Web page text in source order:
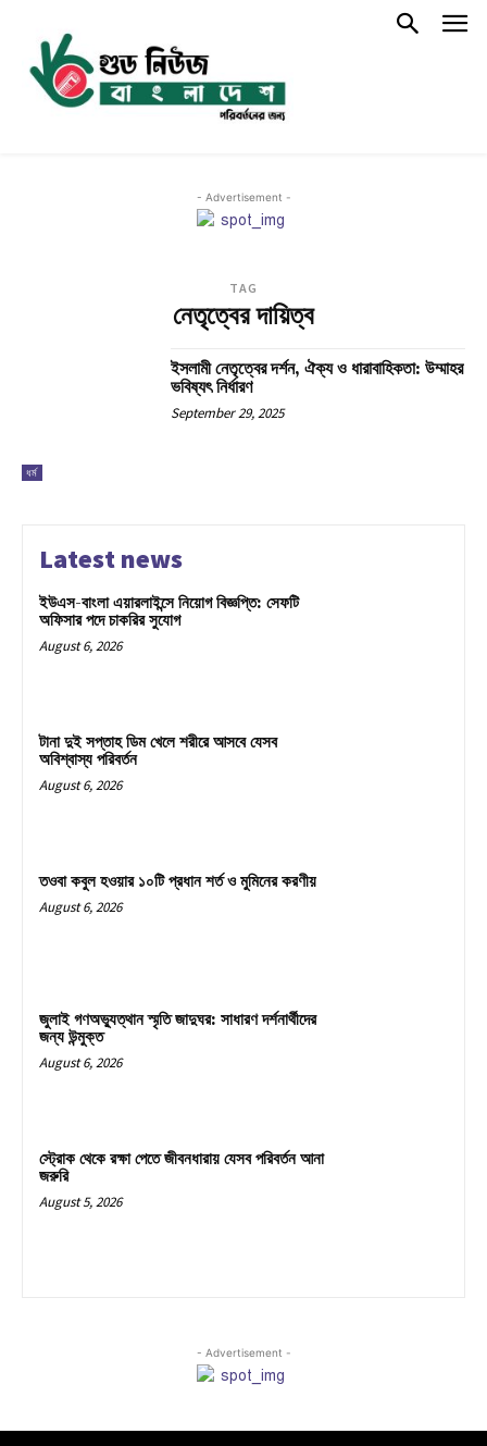
- Advertisement -
TAG
নেতৃত্বের দায়িত্ব
ধর্ম
ইসলামী নেতৃত্বের দর্শন, ঐক্য ও ধারাবাহিকতা: উম্মাহর
ভবিষ্যৎ নির্ধারণ
September 29, 2025
Latest news
ইউএস-বাংলা এয়ারলাইন্সে নিয়োগ বিজ্ঞপ্তি: সেফটি
অফিসার পদে চাকরির সুযোগ
August 6, 2026
টানা দুই সপ্তাহ ডিম খেলে শরীরে আসবে যেসব
অবিশ্বাস্য পরিবর্তন
August 6, 2026
তওবা কবুল হওয়ার ১০টি প্রধান শর্ত ও মুমিনের করণীয়
August 6, 2026
জুলাই গণঅভ্যুত্থান স্মৃতি জাদুঘর: সাধারণ দর্শনার্থীদের
জন্য উন্মুক্ত
August 6, 2026
স্ট্রোক থেকে রক্ষা পেতে জীবনধারায় যেসব পরিবর্তন আনা
জরুরি
August 5, 2026
- Advertisement -